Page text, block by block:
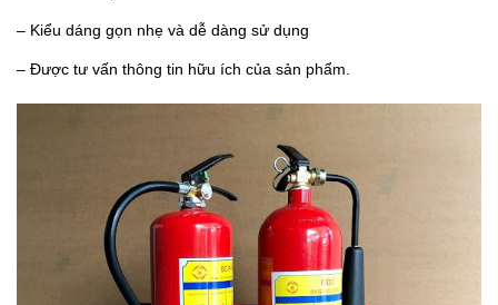
– Kiểu dáng gọn nhẹ và dễ dàng sử dụng
– Được tư vấn thông tin hữu ích của sản phẩm.